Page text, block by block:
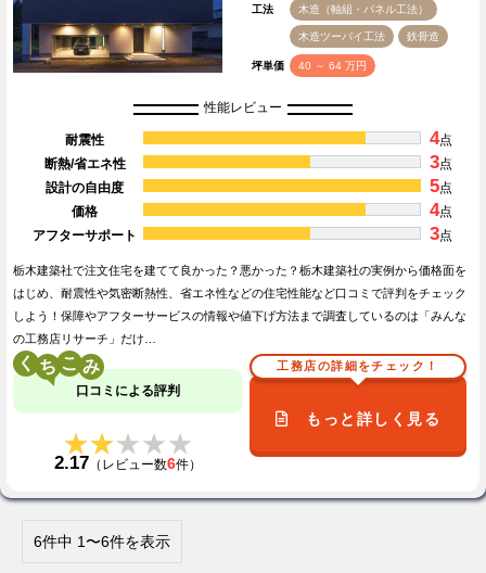
工法 木造（軸組・パネル工法）
木造ツーバイ工法 鉄骨造
坪単価 40 ～ 64 万円
性能レビュー
耐震性 4点
断熱/省エネ性
3点
設計の自由度
5点
価格
4点
アフターサポート
3点
栃木建築社で注文住宅を建てて良かった？悪かった？栃木建築社の実例から価格面を
はじめ、耐震性や気密断熱性、省エネ性などの住宅性能など口コミで評判をチェック
しよう！保障やアフターサービスの情報や値下げ方法まで調査しているのは「みんな
の工務店リサーチ」だけ…
く こ
口コミによる評判
★★★★★
★★★★★
2.17 （レビュー数6件）
工務店の詳細をチェック！
もっと詳しく見る
6件中 1〜6件を表示